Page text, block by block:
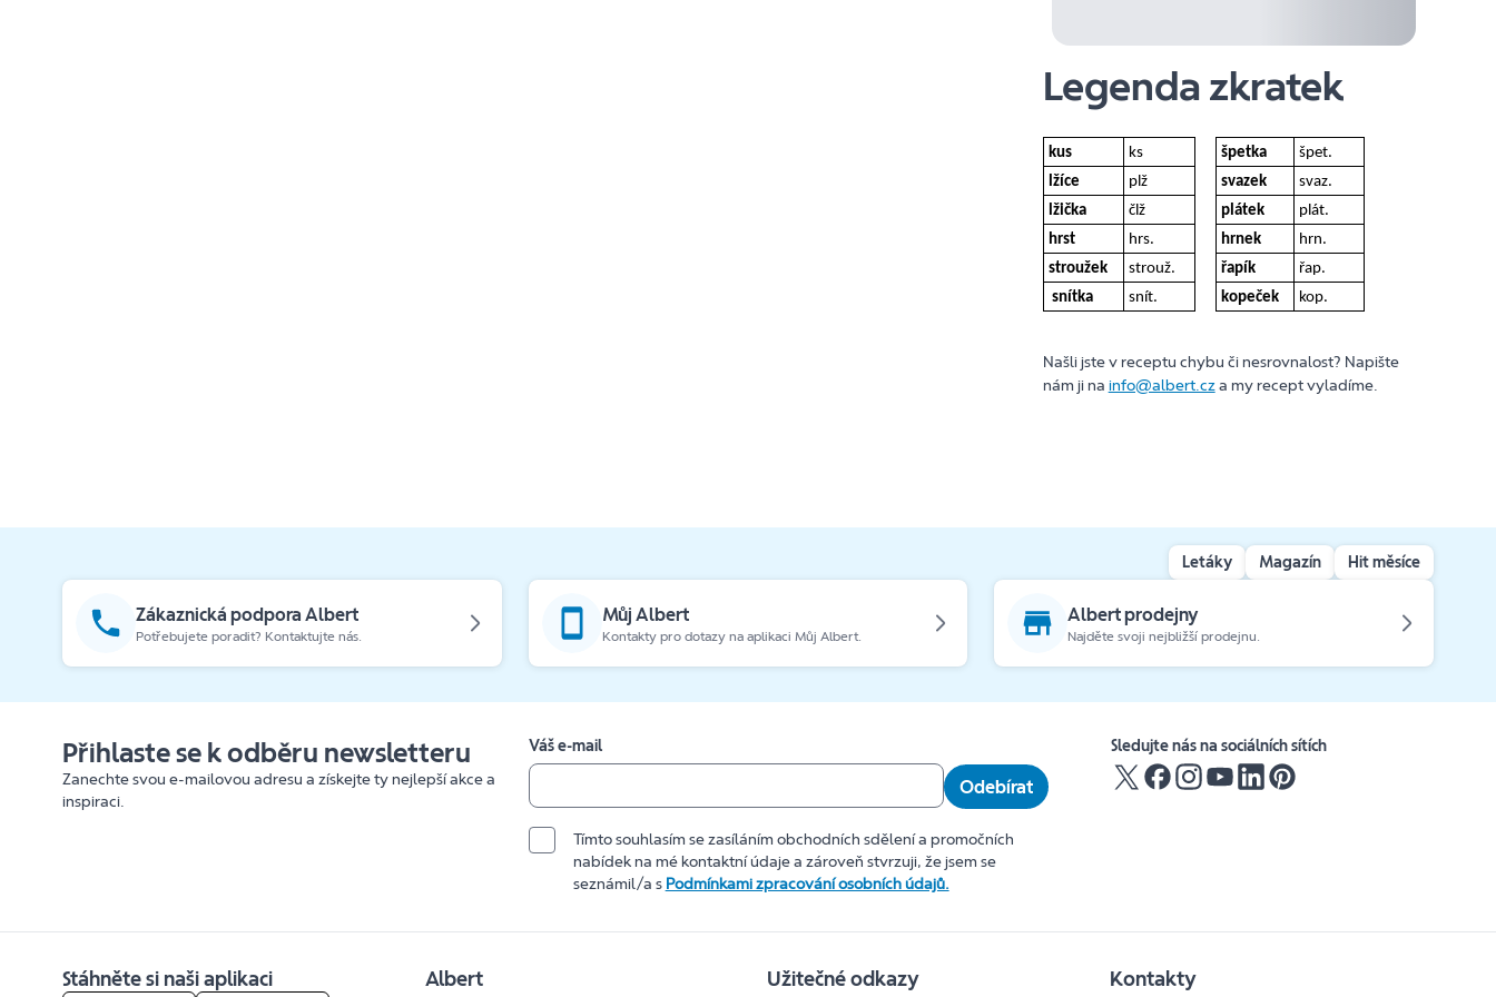
Legenda zkratek
kus ks špetka
špet.
lžíce
plž svazek
svaz.
lžička
člž plátek
plát.
hrst
hrs. hrnek
hrn.
stroužek
strouž. řapík
řap.
snítka
snít. kopeček kop.
Našli jste v receptu chybu či nesrovnalost? Napište
nám ji na info@albert.cza my recept vyladíme.
Letáky Magazín Hit měsíce
Zákaznická podpora Albert
Potřebujete poradit? Kontaktujte nás.
Můj Albert
Kontakty pro dotazy na aplikaci Můj Albert.
Albert prodejny
Najděte svoji nejbližší prodejnu.
Přihlaste se k odběru newsletteru
Zanechte svou e-mailovou adresu a získejte ty nejlepší akce a
inspiraci.
Váš e-mail
Odebírat
Tímto souhlasím se zasíláním obchodních sdělení a promočních
nabídek na mé kontaktní údaje a zároveň stvrzuji, že jsem se
seznámil/a s Podmínkami zpracování osobních údajů.
Sledujte nás na sociálních sítích
Stáhněte si naši aplikaci Albert Užitečné odkazy Kontakty